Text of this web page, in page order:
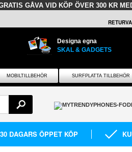
GÅVA VID KÖP ÖVER 300 KR
Designa egna
SKAL & GADGETS
MOBILTILLBEHÖR SURFPLATTA TILLBEHÖR
30 DAGARS ÖPPET KÖP